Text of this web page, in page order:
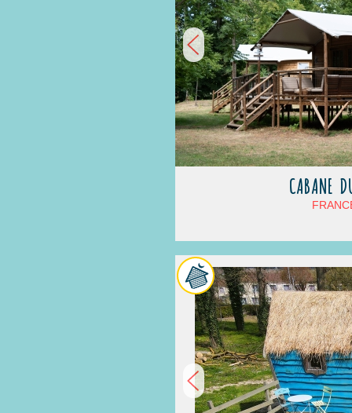
CABANE